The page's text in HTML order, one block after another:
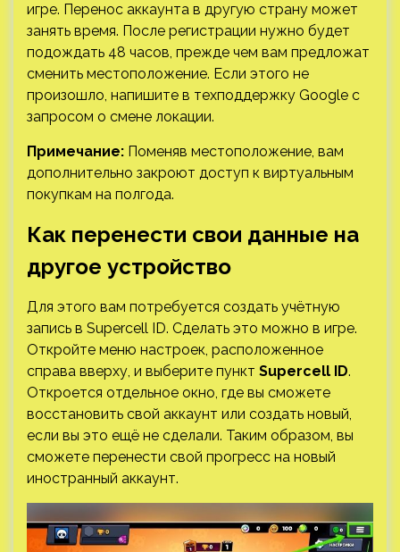
игре. Перенос аккаунта в другую страну может
занять время. После регистрации нужно будет
подождать 48 часов, прежде чем вам предложат
сменить местоположение. Если этого не
произошло, напишите в техподдержку Google с
запросом о смене локации.
Примечание: Поменяв местоположение, вам
дополнительно закроют доступ к виртуальным
покупкам на полгода.
Как перенести свои данные на
другое устройство
Для этого вам потребуется создать учётную
запись в Supercell ID. Сделать это можно в игре.
Откройте меню настроек, расположенное
справа вверху, и выберите пункт Supercell ID.
Откроется отдельное окно, где вы сможете
восстановить свой аккаунт или создать новый,
если вы это ещё не сделали. Таким образом, вы
сможете перенести свой прогресс на новый
иностранный аккаунт.